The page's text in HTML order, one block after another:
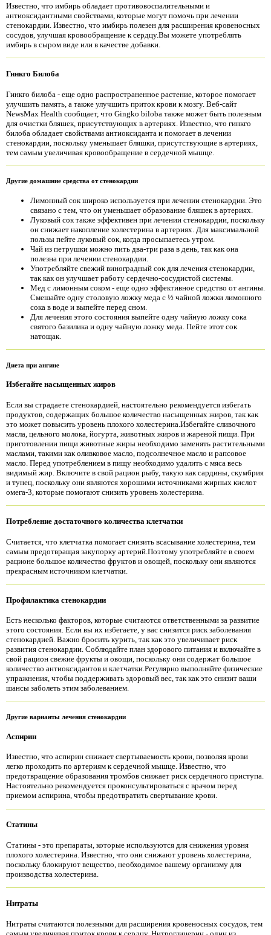
Известно, что имбирь обладает противовоспалительными и
антиоксидантными свойствами, которые могут помочь при лечении
стенокардии. Известно, что имбирь полезен для расширения кровеносных
сосудов, улучшая кровообращение к сердцу.Вы можете употреблять
имбирь в сыром виде или в качестве добавки.
Гинкго Билоба
Гинкго билоба - еще одно распространенное растение, которое помогает
улучшить память, а также улучшить приток крови к мозгу. Веб-сайт
NewsMax Health сообщает, что Gingko biloba также может быть полезным
для очистки бляшек, присутствующих в артериях. Известно, что гинкго
билоба обладает свойствами антиоксиданта и помогает в лечении
стенокардии, поскольку уменьшает бляшки, присутствующие в артериях,
тем самым увеличивая кровообращение в сердечной мышце.
Другие домашние средства от стенокардии
Лимонный сок широко используется при лечении стенокардии. Это
связано с тем, что он уменьшает образование бляшек в артериях.
Луковый сок также эффективен при лечении стенокардии, поскольку
он снижает накопление холестерина в артериях. Для максимальной
пользы пейте луковый сок, когда просыпаетесь утром.
Чай из петрушки можно пить два-три раза в день, так как она
полезна при лечении стенокардии.
Употребляйте свежий виноградный сок для лечения стенокардии,
так как он улучшает работу сердечно-сосудистой системы.
Мед с лимонным соком - еще одно эффективное средство от ангины.
Смешайте одну столовую ложку меда с ½ чайной ложки лимонного
сока в воде и выпейте перед сном.
Для лечения этого состояния выпейте одну чайную ложку сока
святого базилика и одну чайную ложку меда. Пейте этот сок
натощак.
Диета при ангине
Избегайте насыщенных жиров
Если вы страдаете стенокардией, настоятельно рекомендуется избегать
продуктов, содержащих большое количество насыщенных жиров, так как
это может повысить уровень плохого холестерина.Избегайте сливочного
масла, цельного молока, йогурта, животных жиров и жареной пищи. При
приготовлении пищи животные жиры необходимо заменять растительными
маслами, такими как оливковое масло, подсолнечное масло и рапсовое
масло. Перед употреблением в пищу необходимо удалить с мяса весь
видимый жир. Включите в свой рацион рыбу, такую ​​как сардины, скумбрия
и тунец, поскольку они являются хорошими источниками жирных кислот
омега-3, которые помогают снизить уровень холестерина.
Потребление достаточного количества клетчатки
Считается, что клетчатка помогает снизить всасывание холестерина, тем
самым предотвращая закупорку артерий.Поэтому употребляйте в своем
рационе большое количество фруктов и овощей, поскольку они являются
прекрасным источником клетчатки.
Профилактика стенокардии
Есть несколько факторов, которые считаются ответственными за развитие
этого состояния. Если вы их избегаете, у вас снизится риск заболевания
стенокардией. Важно бросить курить, так как это увеличивает риск
развития стенокардии. Соблюдайте план здорового питания и включайте в
свой рацион свежие фрукты и овощи, поскольку они содержат большое
количество антиоксидантов и клетчатки.Регулярно выполняйте физические
упражнения, чтобы поддерживать здоровый вес, так как это снизит ваши
шансы заболеть этим заболеванием.
Другие варианты лечения стенокардии
Аспирин
Известно, что аспирин снижает свертываемость крови, позволяя крови
легко проходить по артериям к сердечной мышце. Известно, что
предотвращение образования тромбов снижает риск сердечного приступа.
Настоятельно рекомендуется проконсультироваться с врачом перед
приемом аспирина, чтобы предотвратить свертывание крови.
Статины
Статины - это препараты, которые используются для снижения уровня
плохого холестерина. Известно, что они снижают уровень холестерина,
поскольку блокируют вещество, необходимое вашему организму для
производства холестерина.
Нитраты
Нитраты считаются полезными для расширения кровеносных сосудов, тем